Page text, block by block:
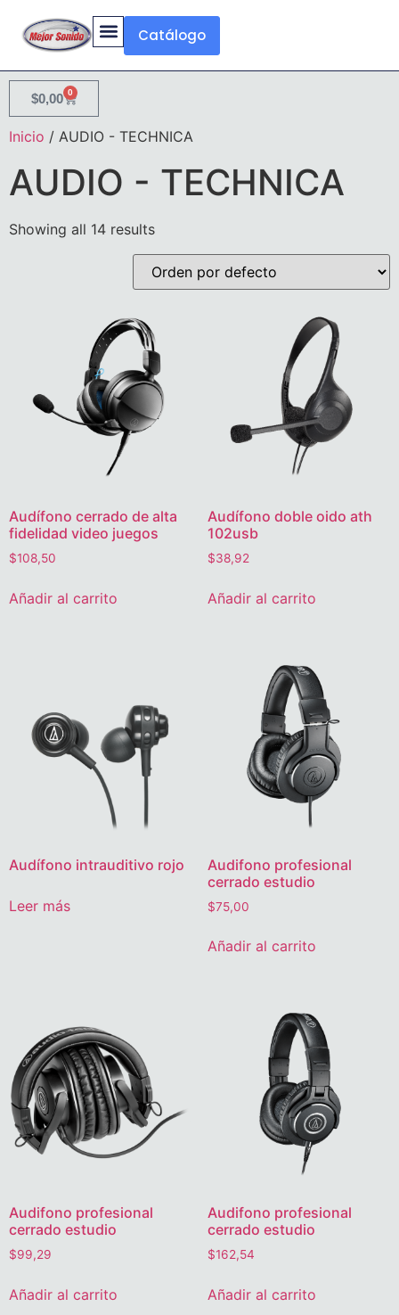
Catálogo
$0,00 0
Inicio / AUDIO - TECHNICA
AUDIO - TECHNICA
Showing all 14 results
Audífono cerrado de alta
fidelidad video juegos
$108,50
Añadir al carrito
Audífono doble oido ath
102usb
$38,92
Añadir al carrito
Audífono intrauditivo rojo
Leer más
Audifono profesional
cerrado estudio
$75,00
Añadir al carrito
Audifono profesional
cerrado estudio
$99,29
Añadir al carrito
Audifono profesional
cerrado estudio
$162,54
Añadir al carrito